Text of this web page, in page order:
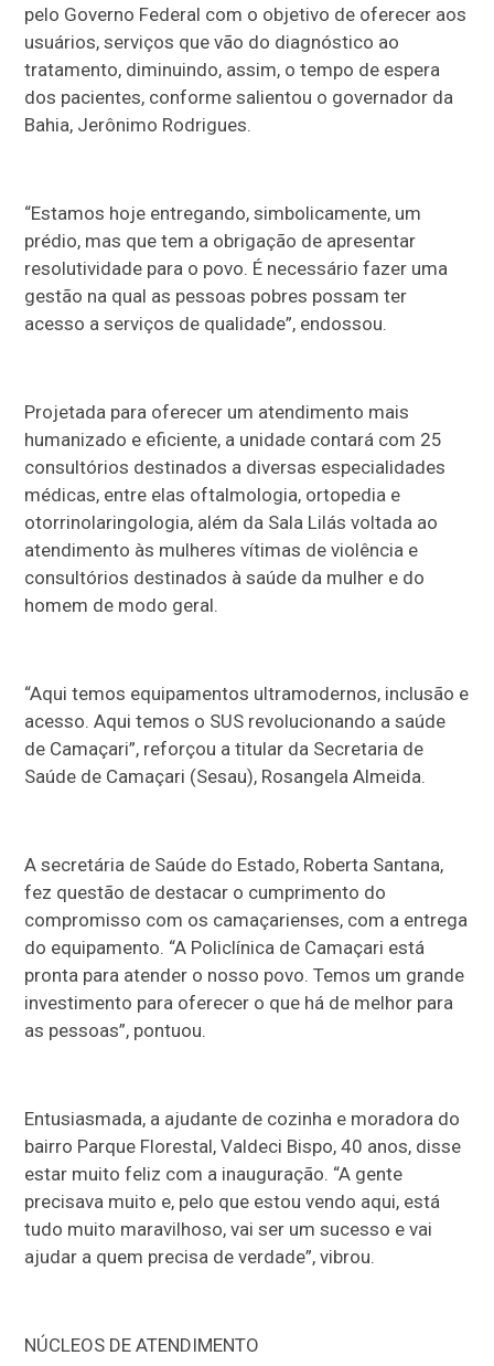
pelo Governo Federal com o objetivo de oferecer aos
usuários, serviços que vão do diagnóstico ao
tratamento, diminuindo, assim, o tempo de espera
dos pacientes, conforme salientou o governador da
Bahia, Jerônimo Rodrigues.
“Estamos hoje entregando, simbolicamente, um
prédio, mas que tem a obrigação de apresentar
resolutividade para o povo. É necessário fazer uma
gestão na qual as pessoas pobres possam ter
acesso a serviços de qualidade”, endossou.
Projetada para oferecer um atendimento mais
humanizado e eficiente, a unidade contará com 25
consultórios destinados a diversas especialidades
médicas, entre elas oftalmologia, ortopedia e
otorrinolaringologia, além da Sala Lilás voltada ao
atendimento às mulheres vítimas de violência e
consultórios destinados à saúde da mulher e do
homem de modo geral.
“Aqui temos equipamentos ultramodernos, inclusão e
acesso. Aqui temos o SUS revolucionando a saúde
de Camaçari”, reforçou a titular da Secretaria de
Saúde de Camaçari (Sesau), Rosangela Almeida.
A secretária de Saúde do Estado, Roberta Santana,
fez questão de destacar o cumprimento do
compromisso com os camaçarienses, com a entrega
do equipamento. “A Policlínica de Camaçari está
pronta para atender o nosso povo. Temos um grande
investimento para oferecer o que há de melhor para
as pessoas”, pontuou.
Entusiasmada, a ajudante de cozinha e moradora do
bairro Parque Florestal, Valdeci Bispo, 40 anos, disse
estar muito feliz com a inauguração. “A gente
precisava muito e, pelo que estou vendo aqui, está
tudo muito maravilhoso, vai ser um sucesso e vai
ajudar a quem precisa de verdade”, vibrou.
NÚCLEOS DE ATENDIMENTO